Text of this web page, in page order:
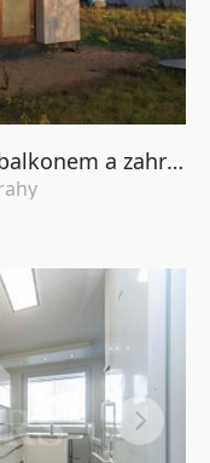
Prodej bytu 5+kk+pracovna s balkonem a zahradou, OV, 143m2, ul. Masarykova 1586/230, Rudná u Prahy